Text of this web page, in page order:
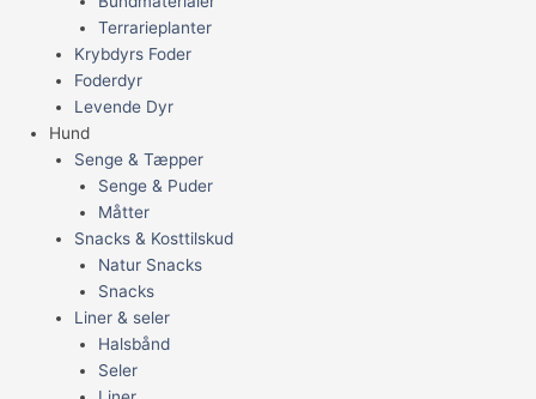
Terrarieplanter
Krybdyrs Foder
Foderdyr
Levende Dyr
Hund
Senge & Tæpper
Senge & Puder
Måtter
Snacks & Kosttilskud
Natur Snacks
Snacks
Liner & seler
Halsbånd
Seler